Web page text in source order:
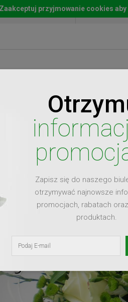
Moje konto Lista
Zapisz się do naszego
otrzymywać najnowsze
promocjach, rabatach
produktach.
przyjmowanie cookies